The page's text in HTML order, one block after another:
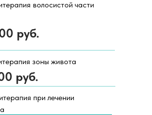
зоны живота
при лечении
руб.
волосистой части
руб.